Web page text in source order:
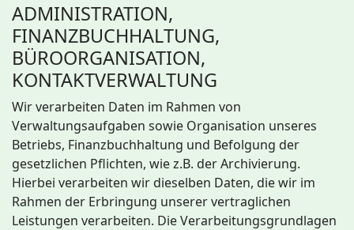
ADMINISTRATION,
FINANZBUCHHALTUNG,
BÜROORGANISATION,
KONTAKTVERWALTUNG
Wir verarbeiten Daten im Rahmen von
Verwaltungsaufgaben sowie Organisation unseres
Betriebs, Finanzbuchhaltung und Befolgung der
gesetzlichen Pflichten, wie z.B. der Archivierung.
Hierbei verarbeiten wir dieselben Daten, die wir im
Rahmen der Erbringung unserer vertraglichen
Leistungen verarbeiten. Die Verarbeitungsgrundlagen